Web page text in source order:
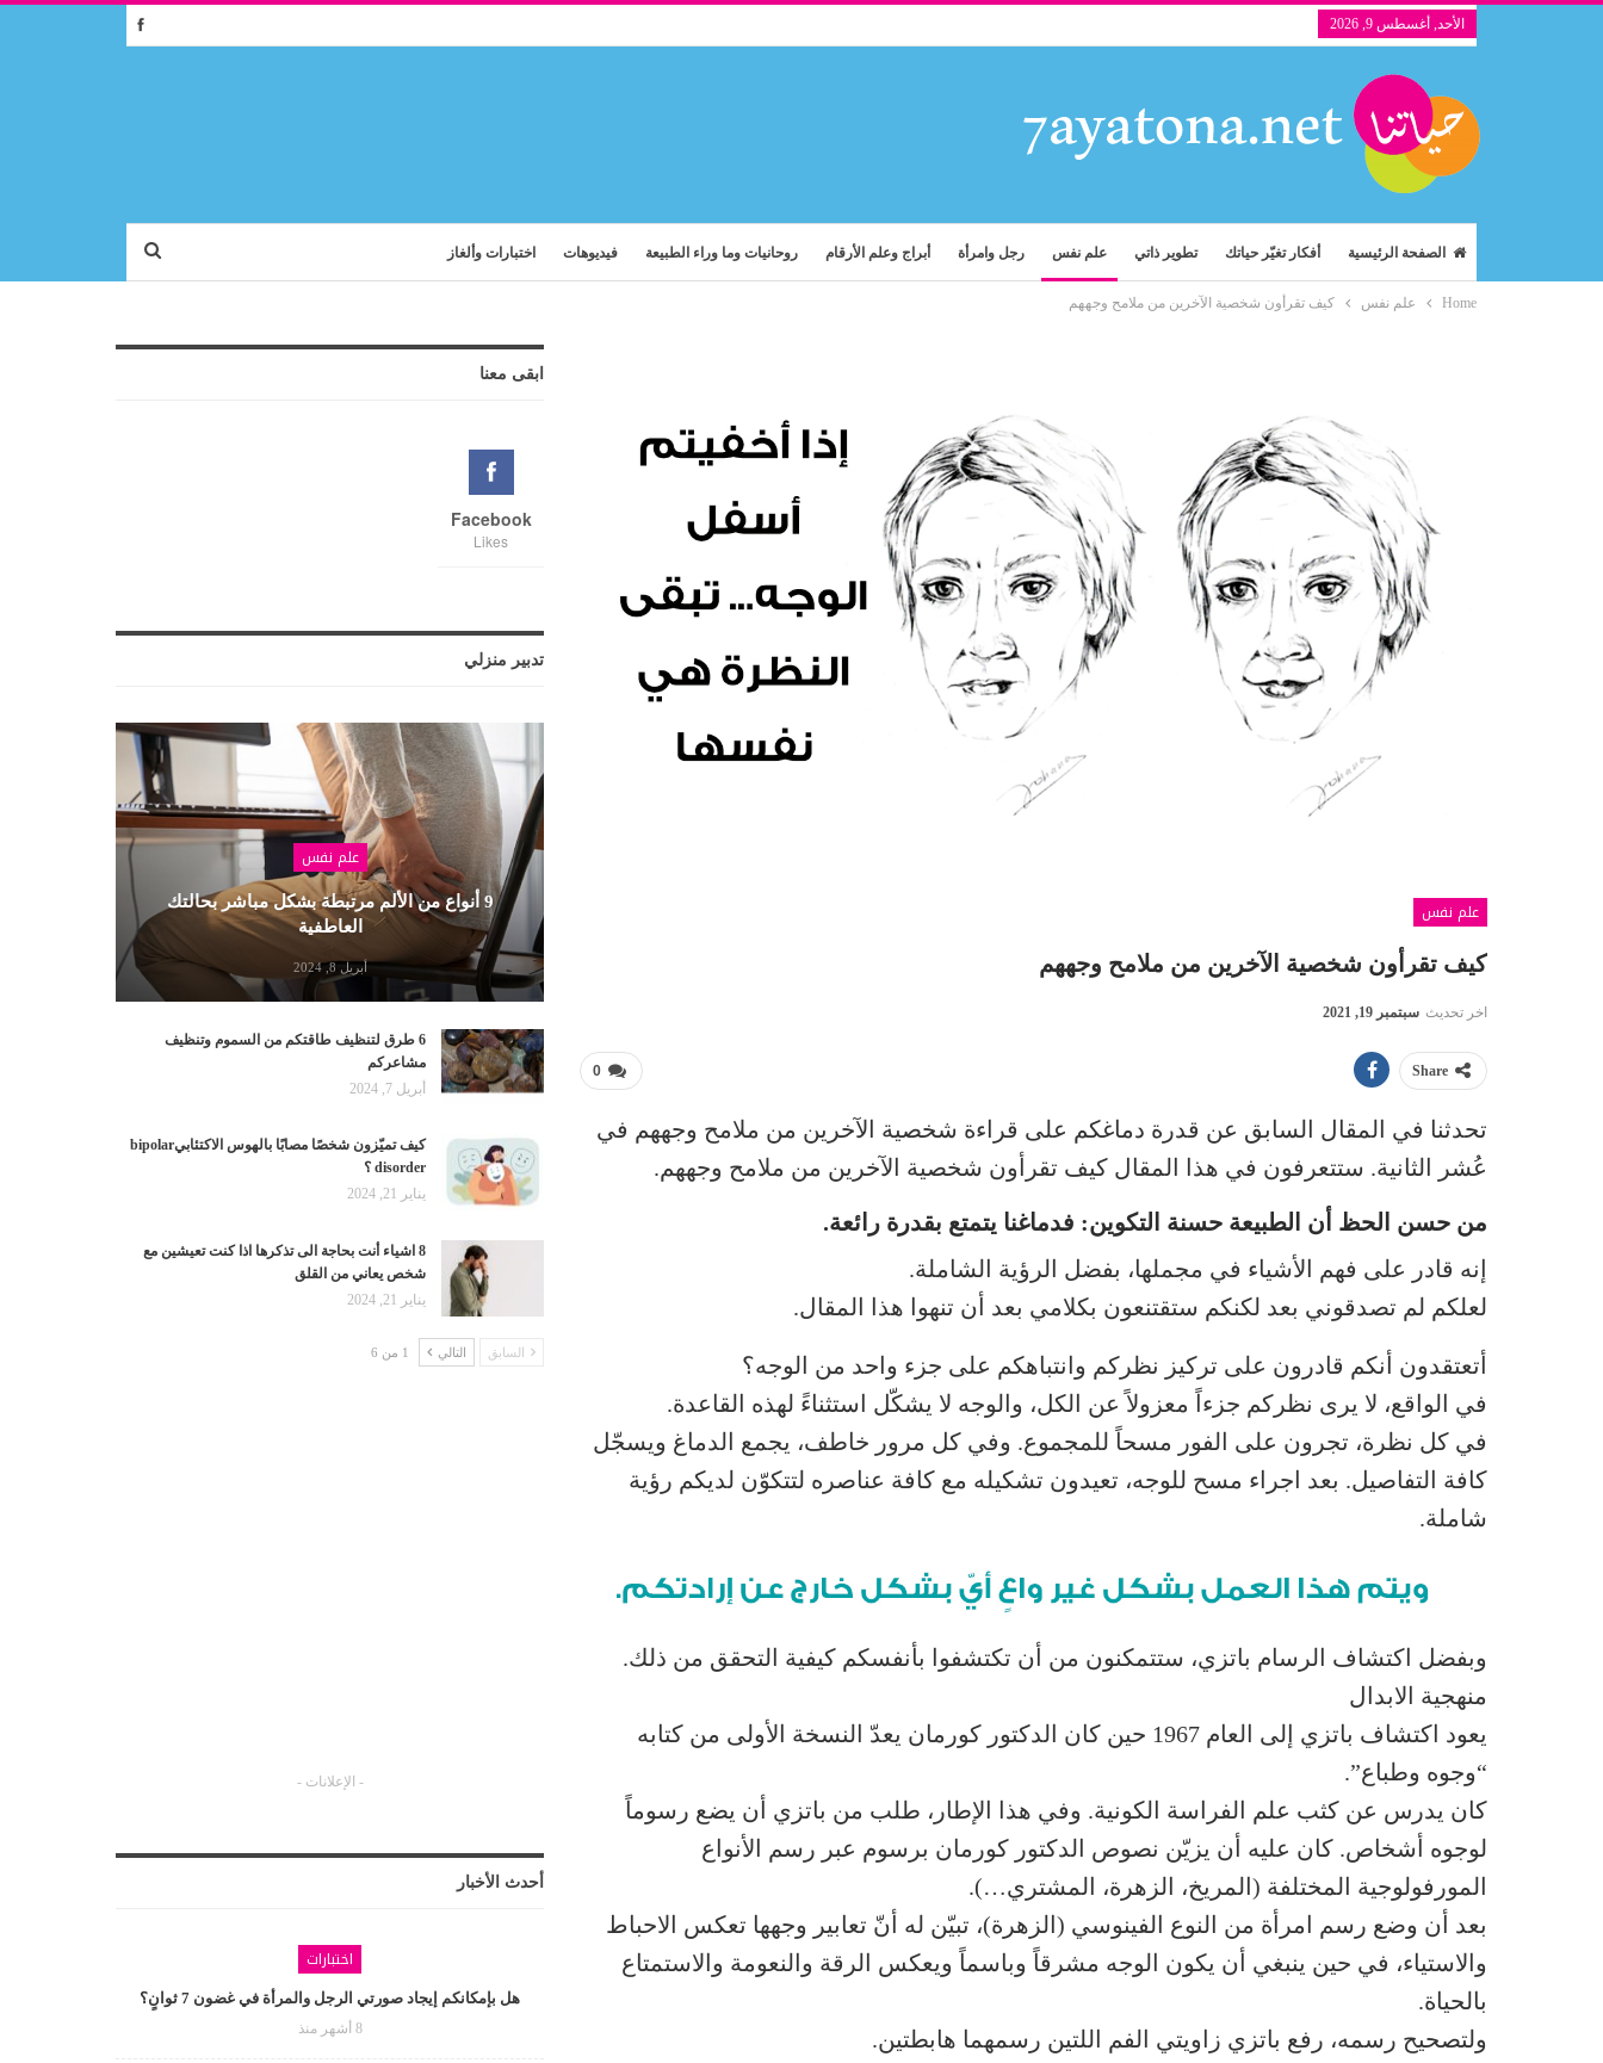
الأحد, أغسطس 9, 2026
الصفحة الرئيسية أفكار تغيّر حياتك تطوير ذاتي علم نفس رجل وامرأة أبراج وعلم الأرقام روحانيات وما وراء الطبيعة فيديوهات اختبارات وألغاز
Home علم نفس كيف تقرأون شخصية الآخرين من ملامح وجههم
علم نفس
كيف تقرأون شخصية الآخرين من ملامح وجههم
اخر تحديث سبتمبر 19, 2021
0 Share
تحدثنا في المقال السابق عن قدرة دماغكم على قراءة شخصية الآخرين من ملامح وجههم في
عُشر الثانية. ستتعرفون في هذا المقال كيف تقرأون شخصية الآخرين من ملامح وجههم.
من حسن الحظ أن الطبيعة حسنة التكوين: فدماغنا يتمتع بقدرة رائعة.
إنه قادر على فهم الأشياء في مجملها، بفضل الرؤية الشاملة.
لعلكم لم تصدقوني بعد لكنكم ستقتنعون بكلامي بعد أن تنهوا هذا المقال.
أتعتقدون أنكم قادرون على تركيز نظركم وانتباهكم على جزء واحد من الوجه؟
في الواقع، لا يرى نظركم جزءاً معزولاً عن الكل، والوجه لا يشكّل استثناءً لهذه القاعدة.
في كل نظرة، تجرون على الفور مسحاً للمجموع. وفي كل مرور خاطف، يجمع الدماغ ويسجّل
كافة التفاصيل. بعد اجراء مسح للوجه، تعيدون تشكيله مع كافة عناصره لتتكوّن لديكم رؤية
شاملة.
وبفضل اكتشاف الرسام باتزي، ستتمكنون من أن تكتشفوا بأنفسكم كيفية التحقق من ذلك.
منهجية الابدال
يعود اكتشاف باتزي إلى العام 1967 حين كان الدكتور كورمان يعدّ النسخة الأولى من كتابه
“وجوه وطباع”.
كان يدرس عن كثب علم الفراسة الكونية. وفي هذا الإطار، طلب من باتزي أن يضع رسوماً
لوجوه أشخاص. كان عليه أن يزيّن نصوص الدكتور كورمان برسوم عبر رسم الأنواع
المورفولوجية المختلفة (المريخ، الزهرة، المشتري…).
بعد أن وضع رسم امرأة من النوع الفينوسي (الزهرة)، تبيّن له أنّ تعابير وجهها تعكس الاحباط
والاستياء، في حين ينبغي أن يكون الوجه مشرقاً وباسماً ويعكس الرقة والنعومة والاستمتاع
بالحياة.
ولتصحيح رسمه، رفع باتزي زاويتي الفم اللتين رسمهما هابطتين.
ابقى معنا
Facebook
Likes
تدبير منزلي
علم نفس
9 أنواع من الألم مرتبطة بشكل مباشر بحالتك
العاطفية
أبريل 8, 2024
6 طرق لتنظيف طاقتكم من السموم وتنظيف
مشاعركم
أبريل 7, 2024
كيف تميّزون شخصًا مصابًا بالهوس الاكتئابيbipolar
disorder ؟
يناير 21, 2024
8 اشياء أنت بحاجة الى تذكرها اذا كنت تعيشين مع
شخص يعاني من القلق
يناير 21, 2024
السابق التالي 1 من 6
- الإعلانات -
أحدث الأخبار
اختبارات
هل بإمكانكم إيجاد صورتي الرجل والمرأة في غضون 7 ثوانٍ؟
8 أشهر منذ